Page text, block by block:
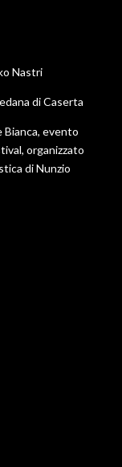
Nastri
di Caserta
evento
organizzato
di Nunzio